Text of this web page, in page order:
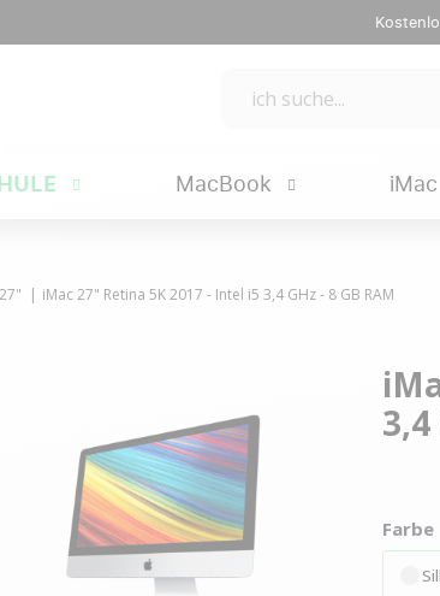
MacBook iMac
iMac 27" Retina 5K 2017 - Intel i5 3,4 GHz - 8 GB RAM
3,4
Farbe